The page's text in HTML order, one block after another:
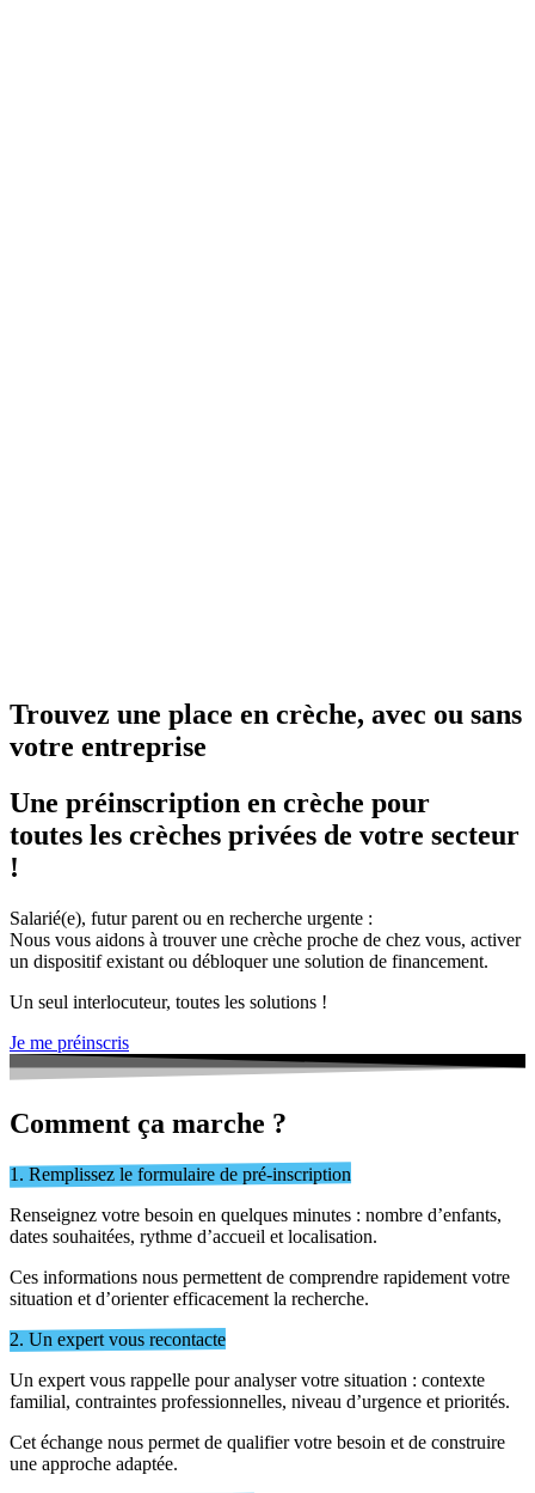
Trouvez une place en crèche, avec ou sans
votre entreprise
Une préinscription en crèche pour
toutes les crèches privées de votre secteur
!
Salarié(e), futur parent ou en recherche urgente :
Nous vous aidons à trouver une crèche proche de chez vous, activer
un dispositif existant ou débloquer une solution de financement.
Un seul interlocuteur, toutes les solutions !
Je me préinscris
Comment ça marche ?
1. Remplissez le formulaire de pré-inscription
Renseignez votre besoin en quelques minutes : nombre d’enfants,
dates souhaitées, rythme d’accueil et localisation.
Ces informations nous permettent de comprendre rapidement votre
situation et d’orienter efficacement la recherche.
2. Un expert vous recontacte
Un expert vous rappelle pour analyser votre situation : contexte
familial, contraintes professionnelles, niveau d’urgence et priorités.
Cet échange nous permet de qualifier votre besoin et de construire
une approche adaptée.